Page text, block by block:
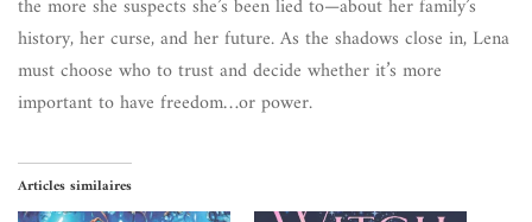
the more she suspects she’s been lied to—about her family’s
history, her curse, and her future. As the shadows close in, Lena
must choose who to trust and decide whether it’s more
important to have freedom…or power.
Articles similaires